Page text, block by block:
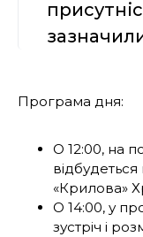
Програма дня:
О 12:00, на
«Крилова»
О 14:00, у
зустріч і